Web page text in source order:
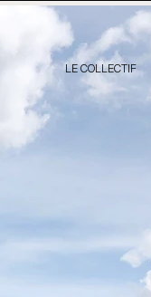
LE COLLECTIF